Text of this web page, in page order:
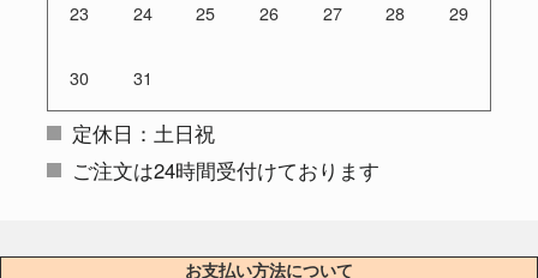
23 24 25 26 27 28 29
30 31
定休日：土日祝
ご注文は24時間受付けております
お支払い方法について